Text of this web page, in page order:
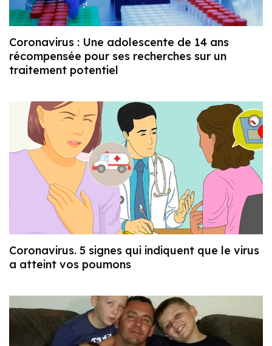
Coronavirus : Une adolescente de 14 ans
récompensée pour ses recherches sur un
traitement potentiel
Coronavirus. 5 signes qui indiquent que le virus
a atteint vos poumons